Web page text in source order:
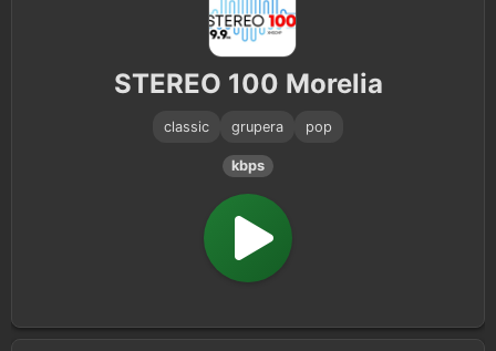
STEREO 100 Morelia
classic grupera pop
kbps